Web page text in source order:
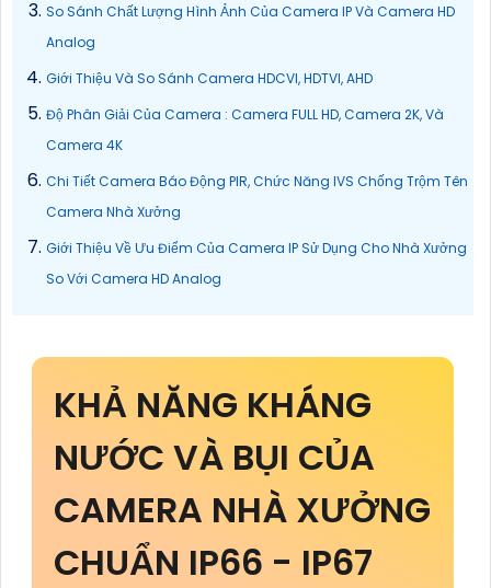
So Sánh Chất Lượng Hình Ảnh Của Camera IP Và Camera HD
Analog
Giới Thiệu Và So Sánh Camera HDCVI, HDTVI, AHD
Độ Phân Giải Của Camera : Camera FULL HD, Camera 2K, Và
Camera 4K
Chi Tiết Camera Báo Động PIR, Chức Năng IVS Chống Trộm Tên
Camera Nhà Xưởng
Giới Thiệu Về Ưu Điểm Của Camera IP Sử Dụng Cho Nhà Xưởng
So Với Camera HD Analog
KHẢ NĂNG KHÁNG
NƯỚC VÀ BỤI CỦA
CAMERA NHÀ XƯỞNG
CHUẨN IP66 - IP67